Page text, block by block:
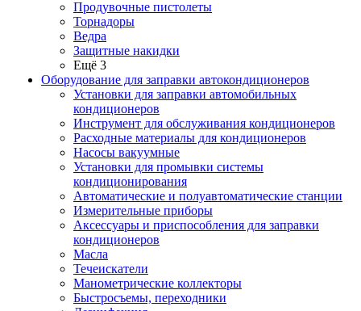
Продувочные пистолеты
Торнадоры
Ведра
Защитные накидки
Ещё 3
Оборудование для заправки автокондиционеров
Установки для заправки автомобильных
кондиционеров
Инструмент для обслуживания кондиционеров
Расходные материалы для кондиционеров
Насосы вакуумные
Установки для промывки системы
кондиционирования
Автоматические и полуавтоматические станции
Измерительные приборы
Аксессуары и приспособления для заправки
кондиционеров
Масла
Течеискатели
Манометрические коллекторы
Быстросъемы, переходники